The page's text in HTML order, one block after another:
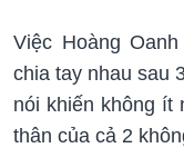
Việc Hoàng
chia tay nhau sau
nói khiến không ít
thân của cả 2